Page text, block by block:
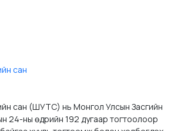
сан
сан (ШУТС) нь Монгол Улсын Засгийн
24-ны өдрийн 192 дугаар тогтоолоор